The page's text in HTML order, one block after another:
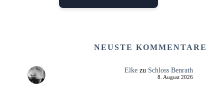
NEUSTE KOMMENTARE
Elkezu Schloss Benrath
8. August 2026